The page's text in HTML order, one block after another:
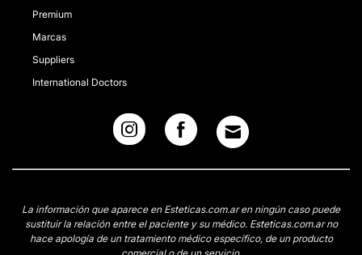
Premium
Marcas
Suppliers
International Doctors
La información que aparece en Esteticas.com.ar en ningún caso puede
sustituir la relación entre el paciente y su médico. Esteticas.com.ar no
hace apología de un tratamiento médico específico, de un producto